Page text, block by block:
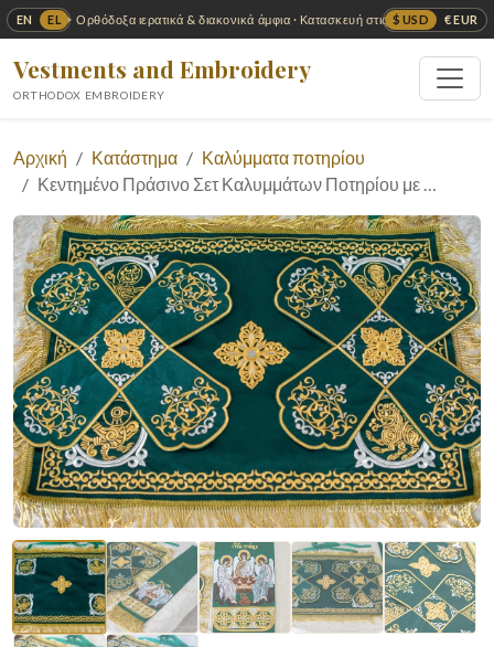
EN EL $ USD € EUR
✦ Ορθόδοξα ιερατικά & διακονικά άμφια · Κατασκευή στις ΗΠΑ ✦
Vestments and Embroidery
ORTHODOX EMBROIDERY
Αρχική Κατάστημα
Καλύμματα ποτηρίου
Κεντημένο Πράσινο Σετ Καλυμμάτων Ποτηρίου με …